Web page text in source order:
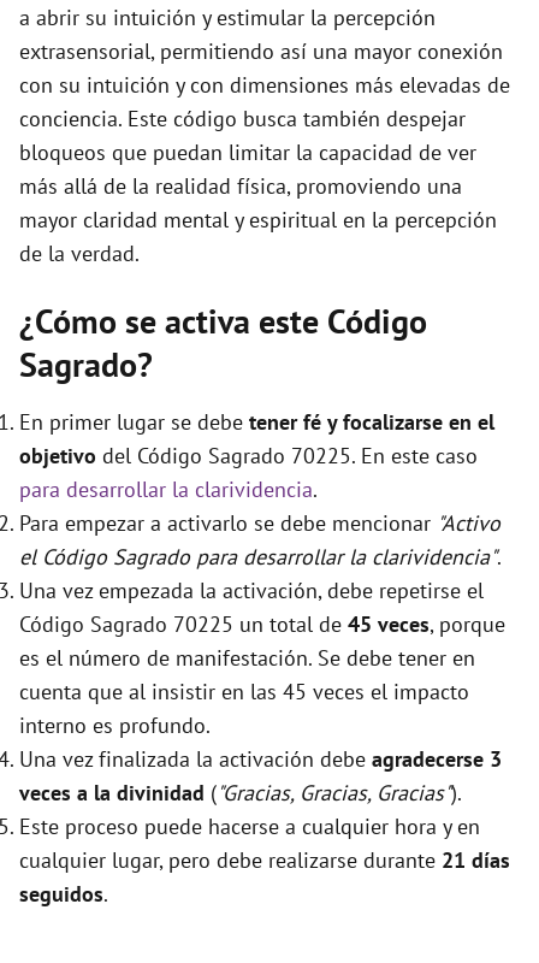
a abrir su intuición y estimular la percepción
extrasensorial, permitiendo así una mayor conexión
con su intuición y con dimensiones más elevadas de
conciencia. Este código busca también despejar
bloqueos que puedan limitar la capacidad de ver
más allá de la realidad física, promoviendo una
mayor claridad mental y espiritual en la percepción
de la verdad.
¿Cómo se activa este Código
Sagrado?
En primer lugar se debe tener fé y focalizarse en el
objetivo del Código Sagrado 70225. En este caso
para desarrollar la clarividencia.
Para empezar a activarlo se debe mencionar "Activo
el Código Sagrado para desarrollar la clarividencia".
Una vez empezada la activación, debe repetirse el
Código Sagrado 70225 un total de 45 veces, porque
es el número de manifestación. Se debe tener en
cuenta que al insistir en las 45 veces el impacto
interno es profundo.
Una vez finalizada la activación debe agradecerse 3
veces a la divinidad ("Gracias, Gracias, Gracias").
Este proceso puede hacerse a cualquier hora y en
cualquier lugar, pero debe realizarse durante 21 días
seguidos.